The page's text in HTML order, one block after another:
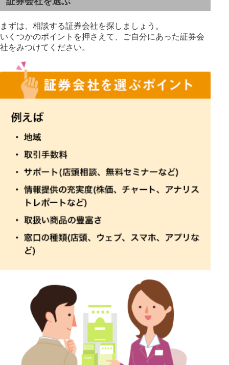
まずは、相談する証券会社を探しましょう。
いくつかのポイントを押さえて、ご自分にあった証券会
社をみつけてください。